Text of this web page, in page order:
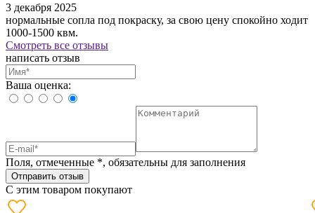
3 декабря 2025
нормальные сопла под покраску, за свою цену спокойно ходит
1000-1500 квм.
Смотреть все отзывы
написать отзыв
Ваша оценка:
Поля, отмеченные *, обязательны для заполнения
Отправить отзыв
С этим товаром покупают